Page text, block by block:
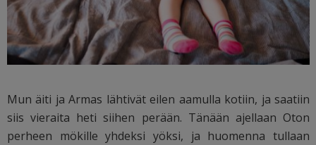
Mun äiti ja Armas lähtivät eilen aamulla kotiin, ja saatiin
siis vieraita heti siihen perään. Tänään ajellaan Oton
perheen mökille yhdeksi yöksi, ja huomenna tullaan